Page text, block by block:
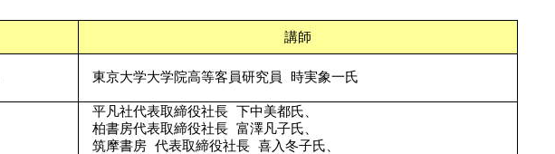
講師
東京大学大学院高等客員研究員 時実象一氏
平凡社代表取締役社長 下中美都氏、
柏書房代表取締役社長 富澤凡子氏、
筑摩書房 代表取締役社長 喜入冬子氏、